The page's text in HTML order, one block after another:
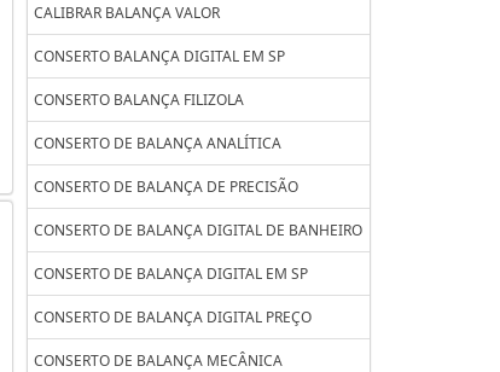
CALIBRAR BALANÇA VALOR
CONSERTO BALANÇA DIGITAL EM SP
CONSERTO BALANÇA FILIZOLA
CONSERTO DE BALANÇA ANALÍTICA
CONSERTO DE BALANÇA DE PRECISÃO
CONSERTO DE BALANÇA DIGITAL DE BANHEIRO
CONSERTO DE BALANÇA DIGITAL EM SP
CONSERTO DE BALANÇA DIGITAL PREÇO
CONSERTO DE BALANÇA MECÂNICA